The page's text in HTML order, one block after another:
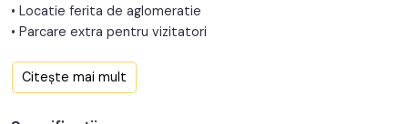
• Locatie ferita de aglomeratie
• Parcare extra pentru vizitatori
TABOO Imobiliare propune un apartament de inchiriat cu 3
camere, decomandat, situat in localitatea Sibiu, zona Turnisor,
Citește mai mult